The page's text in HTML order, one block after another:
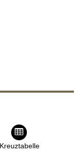
Kreuztabelle